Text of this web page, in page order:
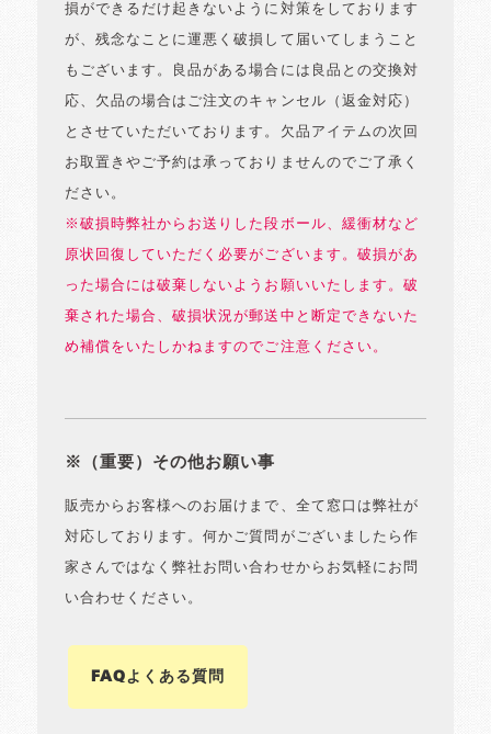
損ができるだけ起きないように対策をしております
が、残念なことに運悪く破損して届いてしまうこと
もございます。良品がある場合には良品との交換対
応、欠品の場合はご注文のキャンセル（返金対応）
とさせていただいております。欠品アイテムの次回
お取置きやご予約は承っておりませんのでご了承く
ださい。
※破損時弊社からお送りした段ボール、緩衝材など
原状回復していただく必要がございます。破損があ
った場合には破棄しないようお願いいたします。破
棄された場合、破損状況が郵送中と断定できないた
め補償をいたしかねますのでご注意ください。
※（重要）その他お願い事
販売からお客様へのお届けまで、全て窓口は弊社が
対応しております。何かご質問がございましたら作
家さんではなく弊社お問い合わせからお気軽にお問
い合わせください。
FAQよくある質問